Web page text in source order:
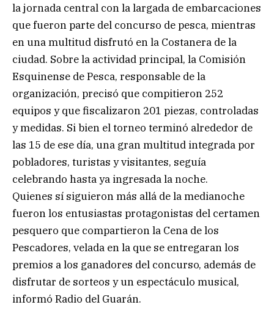
la jornada central con la largada de embarcaciones
que fueron parte del concurso de pesca, mientras
en una multitud disfrutó en la Costanera de la
ciudad. Sobre la actividad principal, la Comisión
Esquinense de Pesca, responsable de la
organización, precisó que compitieron 252
equipos y que fiscalizaron 201 piezas, controladas
y medidas. Si bien el torneo terminó alrededor de
las 15 de ese día, una gran multitud integrada por
pobladores, turistas y visitantes, seguía
celebrando hasta ya ingresada la noche.
Quienes sí siguieron más allá de la medianoche
fueron los entusiastas protagonistas del certamen
pesquero que compartieron la Cena de los
Pescadores, velada en la que se entregaran los
premios a los ganadores del concurso, además de
disfrutar de sorteos y un espectáculo musical,
informó Radio del Guarán.